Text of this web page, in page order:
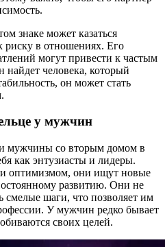
знаке может казаться
в отношениях. Его
могут привести к частым
найдет человека, который
он может стать
у мужчин
мужчины со вторым домом в
как энтузиасты и лидеры.
оптимизмом, они ищут новые
развитию. Они не
смелые шаги, что позволяет им
У мужчин редко бывает
своих целей.